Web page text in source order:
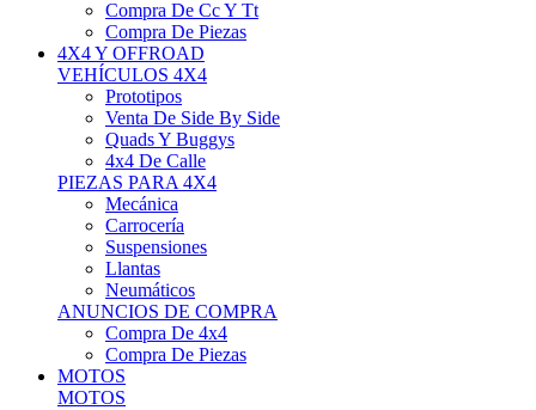
4X4 Y OFFROAD
VEHÍCULOS 4X4
Prototipos
Venta De Side By Side
Quads Y Buggys
4x4 De Calle
PIEZAS PARA 4X4
Mecánica
Carrocería
Suspensiones
Llantas
Neumáticos
ANUNCIOS DE COMPRA
Compra De 4x4
Compra De Piezas
MOTOS
MOTOS
Motos De Circuito